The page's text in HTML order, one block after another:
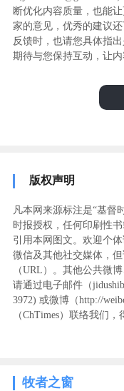
断优化内容质量，也能
家的意见，优秀的建议
反馈时，也请您具体指
期待与您保持互动，让内
版权声明
凡本网来源标注是“基督
时报授权，任何印刷性
引用本网图文。欢迎个
微信及其他社交媒体，
（URL）。其他公共微
请通过电子邮件（
3972) ‬或微博（http://
（ChTimes）联络我们
牧者之窗